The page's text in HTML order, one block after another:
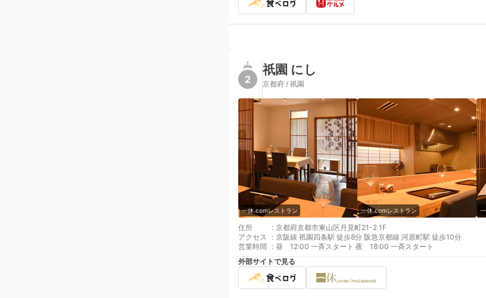
2
祇園 にし
京都府 / 祇園
一休.comレストラン 一休.comレストラン
住所 : 京都府京都市東山区月見町21-2 1F
アクセス
: 京阪線 祇園四条駅 徒歩8分 阪急京都線 河原町駅 徒歩10分
営業時間
: 昼 12:00 一斉スタート 夜 18:00 一斉スタート
外部サイトで見る